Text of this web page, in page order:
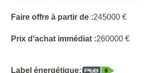
Faire offre à partir de :245000 €
Prix d'achat immédiat :260000 €
Label énergétique: